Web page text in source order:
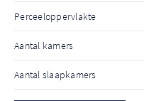
Perceeloppervlakte
Aantal kamers
Aantal slaapkamers